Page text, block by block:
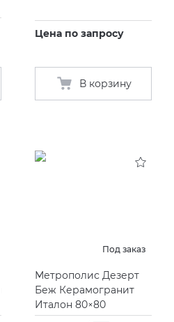
Цена по запросу
В корзину
Под заказ
Метрополис Дезерт
Беж Керамогранит
Италон 80×80